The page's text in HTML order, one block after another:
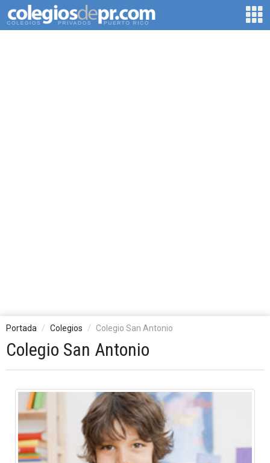
Portada Colegios Colegio San Antonio
Colegio San Antonio